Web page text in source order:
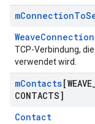
mConnectionTo
WeaveConnection
TCP-Verbindung,
verwendet wird.
mContacts[WEAVE
CONTACTS]
Contact